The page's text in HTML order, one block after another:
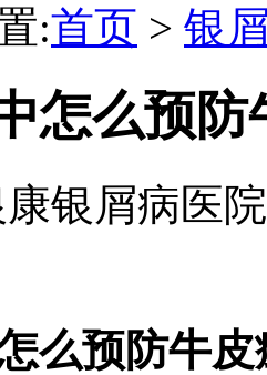
:首页 > 银
怎么预防
银屑病医
么预防牛皮